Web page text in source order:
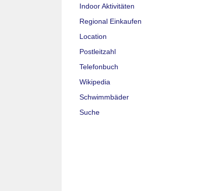
Indoor Aktivitäten
Regional Einkaufen
Location
Postleitzahl
Telefonbuch
Wikipedia
Schwimmbäder
Suche